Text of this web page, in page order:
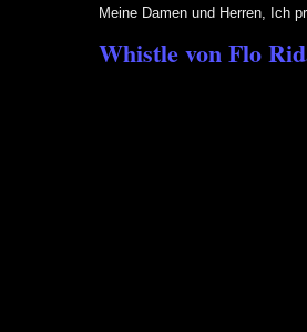
Meine Damen und Herren, Ich
Whistle von Flo